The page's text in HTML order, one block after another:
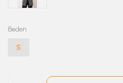
Beden
S